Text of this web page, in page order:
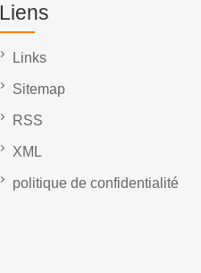
Liens
Links
Sitemap
RSS
XML
politique de confidentialité